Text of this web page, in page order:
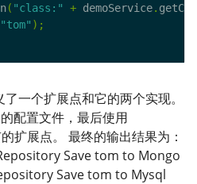
( "class:" + demoService.
"tom" );
一个扩展点和它的两个实现。
配置文件，最后使用
扩展点。 最终的输出结果为：
Save tom to Mongo
Save tom to Mysql